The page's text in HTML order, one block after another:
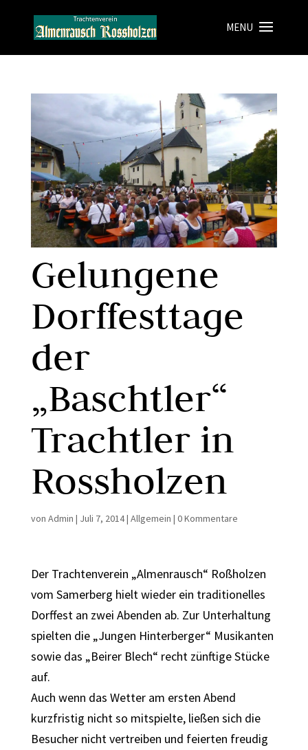
Gelungene
Dorffesttage
der
„Baschtler“
Trachtler in
Rossholzen
von Admin | Juli 7, 2014| Allgemein | 0 Kommentare
Der Trachtenverein „Almenrausch“ Roßholzen
vom Samerberg hielt wieder ein traditionelles
Dorffest an zwei Abenden ab. Zur Unterhaltung
spielten die „Jungen Hinterberger“ Musikanten
sowie das „Beirer Blech“ recht zünftige Stücke
auf.
Auch wenn das Wetter am ersten Abend
kurzfristig nicht so mitspielte, ließen sich die
Besucher nicht vertreiben und feierten freudig